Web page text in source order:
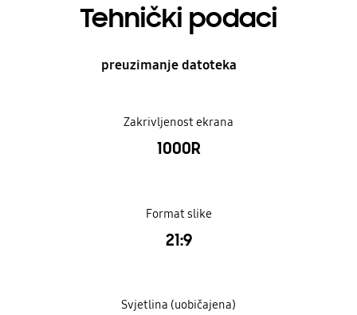
Tehnički podaci
preuzimanje datoteka
Zakrivljenost ekrana
1000R
Format slike
21:9
Svjetlina (uobičajena)